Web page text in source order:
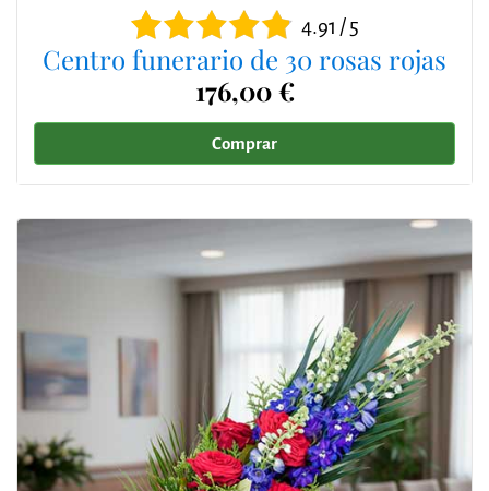
4.91 / 5
Centro funerario de 30 rosas rojas
176,00 €
Comprar